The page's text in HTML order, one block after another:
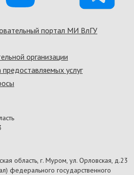
портал МИ ВлГУ
организации
услуг
область, г. Муром, ул. Орловская, д.23
федерального государственного